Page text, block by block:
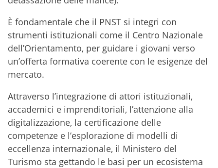
È fondamentale che il PNST si integri con
strumenti istituzionali come il Centro Nazionale
dell’Orientamento, per guidare i giovani verso
un’offerta formativa coerente con le esigenze del
mercato.
Attraverso l’integrazione di attori istituzionali,
accademici e imprenditoriali, l’attenzione alla
digitalizzazione, la certificazione delle
competenze e l’esplorazione di modelli di
eccellenza internazionale, il Ministero del
Turismo sta gettando le basi per un ecosistema